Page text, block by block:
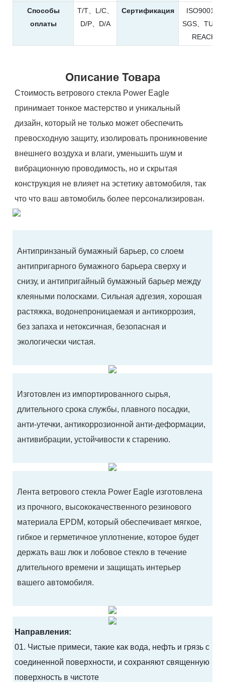
Способы
оплаты
T/T、L/C、
D/P、D/A
Сертификация
ISO9001、
SGS、TUV、
REACH
Описание Товара
Стоимость ветрового стекла Power Eagle
принимает тонкое мастерство и уникальный
дизайн, который не только может обеспечить
превосходную защиту, изолировать проникновение
внешнего воздуха и влаги, уменьшить шум и
вибрационную проводимость, но и скрытая
конструкция не влияет на эстетику автомобиля, так
что что ваш автомобиль более персонализирован.
Лента ветрового стекла Power Eagle изготовлена ​​
из прочного, высококачественного резинового
материала EPDM, который обеспечивает мягкое,
гибкое и герметичное уплотнение, которое будет
держать ваш люк и лобовое стекло в течение
длительного времени и защищать интерьер
вашего автомобиля.
Изготовлен из импортированного сырья,
длительного срока службы, плавного посадки,
анти-утечки, антикоррозионной анти-деформации,
антивибрации, устойчивости к старению.
Антипринзаный бумажный барьер, со слоем
антипригарного бумажного барьера сверху и
снизу, и антипригайный бумажный барьер между
клеяными полосками. Сильная адгезия, хорошая
растяжка, водонепроницаемая и антикоррозия,
без запаха и нетоксичная, безопасная и
экологически чистая.
Направления:
01. Чистые примеси, такие как вода, нефть и грязь с
соединенной поверхности, и сохраняют священную
поверхность в чистоте